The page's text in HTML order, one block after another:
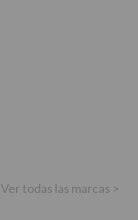
Ver todas las marcas >